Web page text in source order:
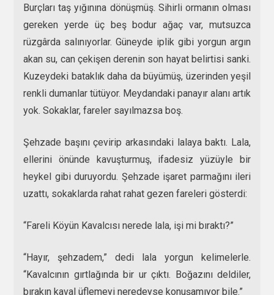
Burçları taş yığınına dönüşmüş. Sihirli ormanın olması
gereken yerde üç beş bodur ağaç var, mutsuzca
rüzgârda salınıyorlar. Güneyde iplik gibi yorgun argın
akan su, can çekişen derenin son hayat belirtisi sanki.
Kuzeydeki bataklık daha da büyümüş, üzerinden yeşil
renkli dumanlar tütüyor. Meydandaki panayır alanı artık
yok. Sokaklar, fareler sayılmazsa boş.
Şehzade başını çevirip arkasındaki lalaya baktı. Lala,
ellerini önünde kavuşturmuş, ifadesiz yüzüyle bir
heykel gibi duruyordu. Şehzade işaret parmağını ileri
uzattı, sokaklarda rahat rahat gezen fareleri gösterdi:
“Fareli Köyün Kavalcısı nerede lala, işi mi bıraktı?”
“Hayır, şehzadem,” dedi lala yorgun kelimelerle.
“Kavalcının gırtlağında bir ur çıktı. Boğazını deldiler,
bırakın kaval üflemeyi neredeyse konuşamıyor bile.”